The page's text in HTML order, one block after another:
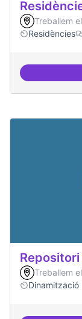
Treballem
Residències
Treballem